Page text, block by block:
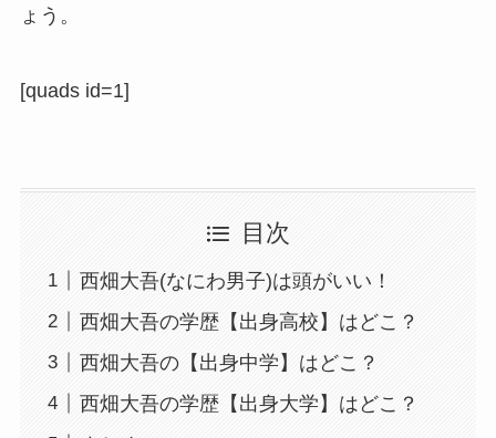
ょう。
[quads id=1]
目次
西畑大吾(なにわ男子)は頭がいい！
西畑大吾の学歴【出身高校】はどこ？
西畑大吾の【出身中学】はどこ？
西畑大吾の学歴【出身大学】はどこ？